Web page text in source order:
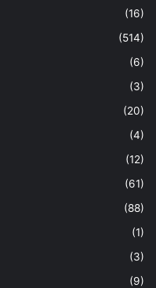
(16)
(514)
(6)
(3)
(20)
(4)
(12)
(61)
(88)
(1)
(3)
(9)